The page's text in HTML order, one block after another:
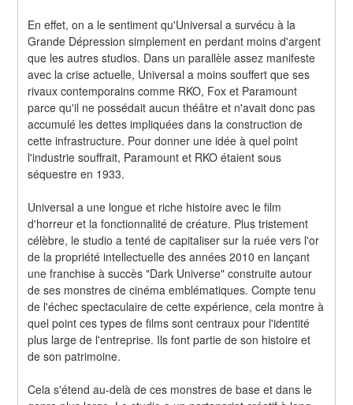
En effet, on a le sentiment qu'Universal a survécu à la
Grande Dépression simplement en perdant moins d'argent
que les autres studios. Dans un parallèle assez manifeste
avec la crise actuelle, Universal a moins souffert que ses
rivaux contemporains comme RKO, Fox et Paramount
parce qu'il ne possédait aucun théâtre et n'avait donc pas
accumulé les dettes impliquées dans la construction de
cette infrastructure. Pour donner une idée à quel point
l'industrie souffrait, Paramount et RKO étaient sous
séquestre en 1933.
Universal a une longue et riche histoire avec le film
d'horreur et la fonctionnalité de créature. Plus tristement
célèbre, le studio a tenté de capitaliser sur la ruée vers l'or
de la propriété intellectuelle des années 2010 en lançant
une franchise à succès "Dark Universe" construite autour
de ses monstres de cinéma emblématiques. Compte tenu
de l'échec spectaculaire de cette expérience, cela montre à
quel point ces types de films sont centraux pour l'identité
plus large de l'entreprise. Ils font partie de son histoire et
de son patrimoine.
Cela s'étend au-delà de ces monstres de base et dans le